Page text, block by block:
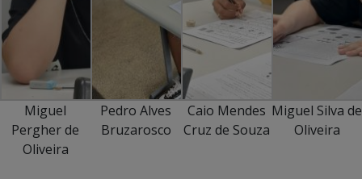
Miguel
Pergher de
Oliveira
Pedro Alves
Bruzarosco
Caio Mendes
Cruz de Souza
Miguel Silva de
Oliveira